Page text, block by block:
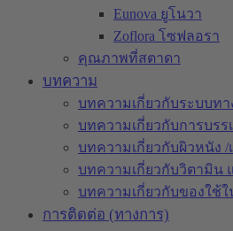
Eunova ยูโนวา
Zoflora โซฟลอรา
คุณภาพที่สตาดา
บทความ
บทความเกี่ยวกับระบบทา
บทความเกี่ยวกับการบรร
บทความเกี่ยวกับผิวหนัง /
บทความเกี่ยวกับวิตามิน
บทความเกี่ยวกับของใช้
การติดต่อ (ทางการ)